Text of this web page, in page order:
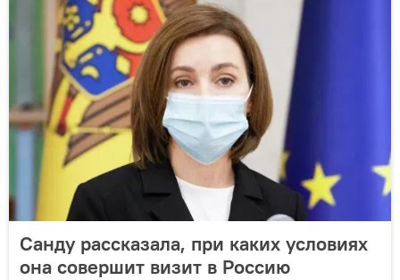
Санду рассказала, при каких условиях
она совершит визит в Россию